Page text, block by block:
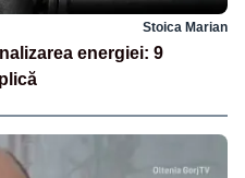
Stoica Marian
energiei: 9